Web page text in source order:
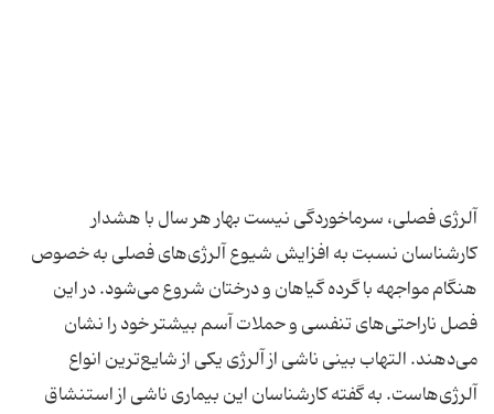
آلرژی فصلی، سرماخوردگی نیست بهار هر سال با هشدار
کارشناسان نسبت به افزایش شیوع آلرژی‌های فصلی به‌ خصوص
هنگام مواجهه با گرده گیاهان و درختان شروع می‌شود. در این
فصل ناراحتی‌های تنفسی و حملات آسم بیشتر خود را نشان
می‌دهند. التهاب بینی ناشی از آلرژی یکی از شایع‌ترین انواع
آلرژی‌هاست. به گفته کارشناسان این بیماری ناشی از استنشاق